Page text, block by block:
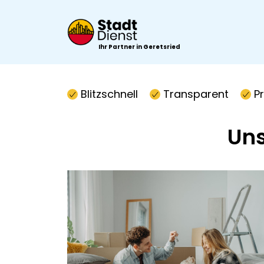
Ihr Partner in Geretsried
Blitzschnell Transparent